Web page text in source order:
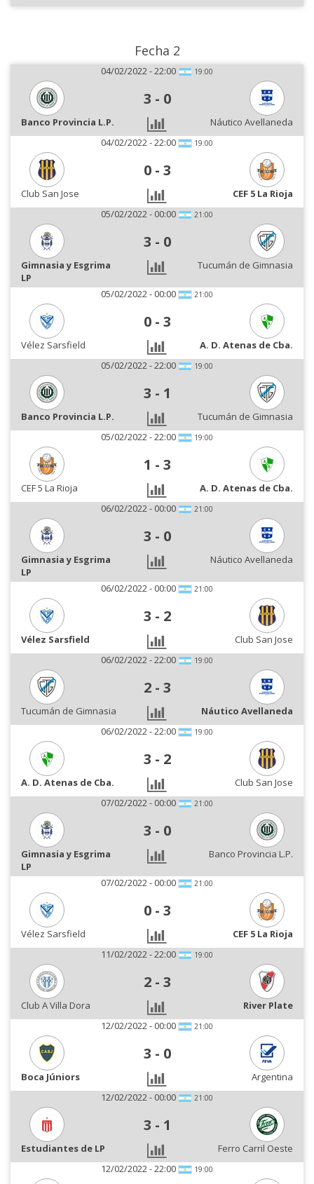
Fecha 2
04/02/2022 - 22:00 19:00
3 - 0
Banco Provincia L.P.
Náutico Avellaneda
04/02/2022 - 22:00
19:00
0 - 3
Club San Jose
CEF 5 La Rioja
05/02/2022 - 00:00
21:00
3 - 0
Gimnasia y Esgrima
LP
Tucumán de Gimnasia
05/02/2022 - 00:00 21:00
0 - 3
Vélez Sarsfield
A. D. Atenas de Cba.
05/02/2022 - 22:00
19:00
3 - 1
Banco Provincia L.P.
Tucumán de Gimnasia
05/02/2022 - 22:00
19:00
1 - 3
CEF 5 La Rioja
A. D. Atenas de Cba.
06/02/2022 - 00:00
21:00
3 - 0
Gimnasia y Esgrima
LP
Náutico Avellaneda
06/02/2022 - 00:00 21:00
3 - 2
Vélez Sarsfield
Club San Jose
06/02/2022 - 22:00
19:00
2 - 3
Tucumán de Gimnasia
Náutico Avellaneda
06/02/2022 - 22:00
19:00
3 - 2
A. D. Atenas de Cba.
Club San Jose
07/02/2022 - 00:00
21:00
3 - 0
Gimnasia y Esgrima
LP
Banco Provincia L.P.
07/02/2022 - 00:00 21:00
0 - 3
Vélez Sarsfield
CEF 5 La Rioja
11/02/2022 - 22:00
19:00
2 - 3
Club A Villa Dora
River Plate
12/02/2022 - 00:00
21:00
3 - 0
Boca Júniors
Argentina
12/02/2022 - 00:00
21:00
3 - 1
Estudiantes de LP
Ferro Carril Oeste
12/02/2022 - 22:00
19:00